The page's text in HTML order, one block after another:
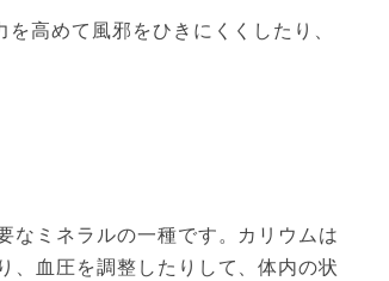
高めて風邪をひきにくくしたり、
なミネラルの一種です。カリウムは
、血圧を調整したりして、体内の状